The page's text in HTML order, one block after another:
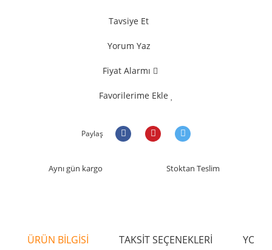
Tavsiye Et
Yorum Yaz
Fiyat Alarmı
Favorilerime Ekle
Paylaş
Aynı gün kargo Stoktan Teslim
ÜRÜN BİLGİSİ TAKSİT SEÇENEKLERİ